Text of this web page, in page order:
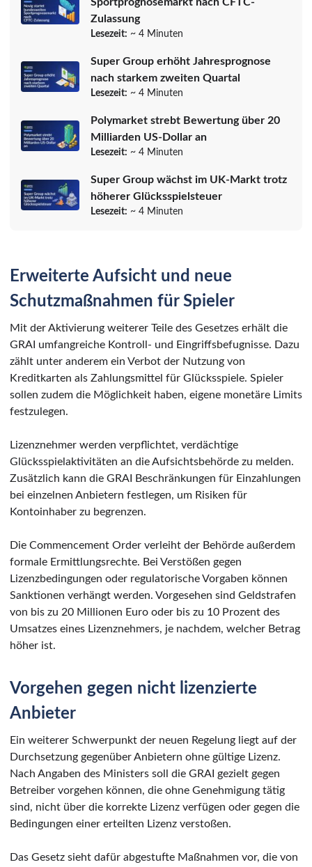
Zulassung
Lesezeit: ~ 4 Minuten
Super Group erhöht Jahresprognose
nach starkem zweiten Quartal
Lesezeit: ~ 4 Minuten
Polymarket strebt Bewertung über 20
Milliarden US-Dollar an
Lesezeit: ~ 4 Minuten
Super Group wächst im UK-Markt trotz
höherer Glücksspielsteuer
Lesezeit: ~ 4 Minuten
Erweiterte Aufsicht und neue
Schutzmaßnahmen für Spieler
Mit der Aktivierung weiterer Teile des Gesetzes erhält die
GRAI umfangreiche Kontroll- und Eingriffsbefugnisse. Dazu
zählt unter anderem ein Verbot der Nutzung von
Kreditkarten als Zahlungsmittel für Glücksspiele. Spieler
sollen zudem die Möglichkeit haben, eigene monetäre Limits
festzulegen.
Lizenznehmer werden verpflichtet, verdächtige
Glücksspielaktivitäten an die Aufsichtsbehörde zu melden.
Zusätzlich kann die GRAI Beschränkungen für Einzahlungen
bei einzelnen Anbietern festlegen, um Risiken für
Kontoinhaber zu begrenzen.
Die Commencement Order verleiht der Behörde außerdem
formale Ermittlungsrechte. Bei Verstößen gegen
Lizenzbedingungen oder regulatorische Vorgaben können
Sanktionen verhängt werden. Vorgesehen sind Geldstrafen
von bis zu 20 Millionen Euro oder bis zu 10 Prozent des
Umsatzes eines Lizenznehmers, je nachdem, welcher Betrag
höher ist.
Vorgehen gegen nicht lizenzierte
Anbieter
Ein weiterer Schwerpunkt der neuen Regelung liegt auf der
Durchsetzung gegenüber Anbietern ohne gültige Lizenz.
Nach Angaben des Ministers soll die GRAI gezielt gegen
Betreiber vorgehen können, die ohne Genehmigung tätig
sind, nicht über die korrekte Lizenz verfügen oder gegen die
Bedingungen einer erteilten Lizenz verstoßen.
Das Gesetz sieht dafür abgestufte Maßnahmen vor, die von